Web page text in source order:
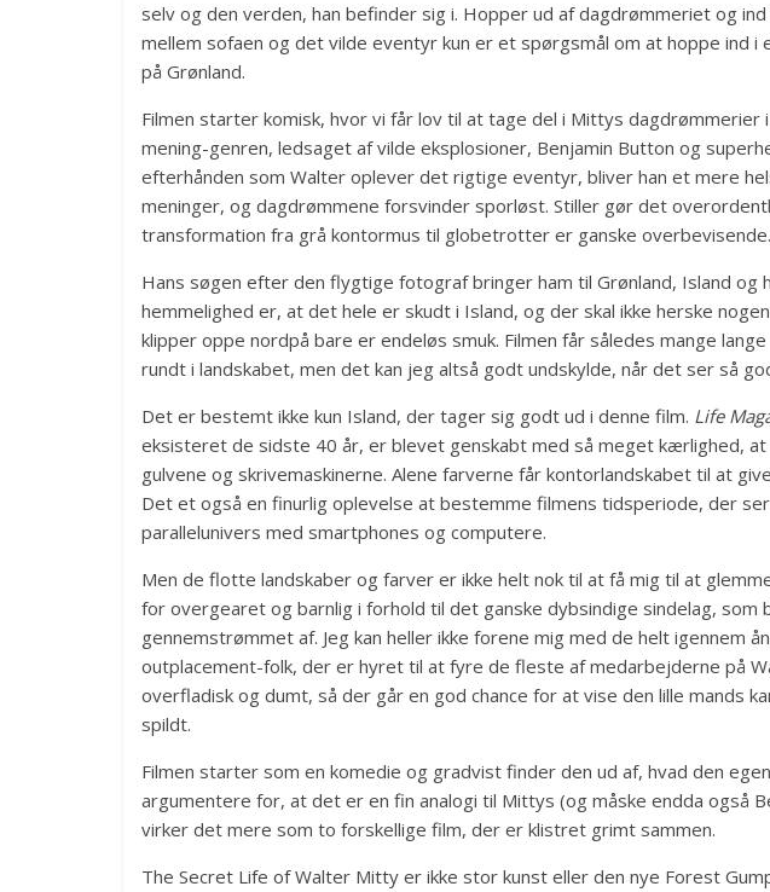
selv og den verden, han befinder sig i. Hopper ud af dagdrømmeriet og
mellem sofaen og det vilde eventyr kun er et spørgsmål om at hoppe ind
på Grønland.
Filmen starter komisk, hvor vi får lov til at tage del i Mittys dagdrømmerier i
mening-genren, ledsaget af vilde eksplosioner, Benjamin Button og
efterhånden som Walter oplever det rigtige eventyr, bliver han et mere
meninger, og dagdrømmene forsvinder sporløst. Stiller gør det
transformation fra grå kontormus til globetrotter er ganske overbevisende.
Hans søgen efter den flygtige fotograf bringer ham til Grønland, Island og
hemmelighed er, at det hele er skudt i Island, og der skal ikke herske
klipper oppe nordpå bare er endeløs smuk. Filmen får således mange
rundt i landskabet, men det kan jeg altså godt undskylde, når det ser så
Det er bestemt ikke kun Island, der tager sig godt ud i denne film. Life
eksisteret de sidste 40 år, er blevet genskabt med så meget kærlighed,
gulvene og skrivemaskinerne. Alene farverne får kontorlandskabet til at
Det et også en finurlig oplevelse at bestemme filmens tidsperiode, der
parallelunivers med smartphones og computere.
Men de flotte landskaber og farver er ikke helt nok til at få mig til at
for overgearet og barnlig i forhold til det ganske dybsindige sindelag,
gennemstrømmet af. Jeg kan heller ikke forene mig med de helt igennem
outplacement-folk, der er hyret til at fyre de fleste af medarbejderne på
overfladisk og dumt, så der går en god chance for at vise den lille mands
spildt.
Filmen starter som en komedie og gradvist finder den ud af, hvad den
argumentere for, at det er en fin analogi til Mittys (og måske endda også
virker det mere som to forskellige film, der er klistret grimt sammen.
The Secret Life of Walter Mitty er ikke stor kunst eller den nye Forest